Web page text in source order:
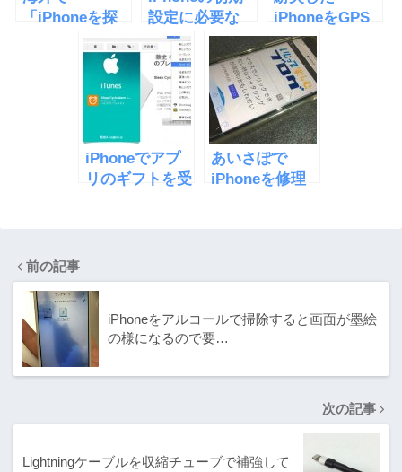
「iPhoneを探
乗っ取り、身代
設定に必要な
AppleIDを無料
で取得する方法
iPhoneをGPS
で追跡してパソ
コンで探す方法
iPhoneでアプ
リのギフトを受
あいさぽで
iPhoneを修理
前の記事
iPhoneをアルコールで掃除すると画面が墨絵
の様になるので要…
次の記事
Lightningケーブルを収縮チューブで補強して